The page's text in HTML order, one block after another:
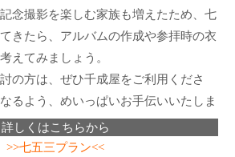
念撮影を楽しむ家族も増えたため、七
きたら、アルバムの作成や参拝時の衣
えてみましょう。
の方は、ぜひ千成屋をご利用くださ
るよう、めいっぱいお手伝いいたしま
詳しくはこちらから
>>七五三プラン<<